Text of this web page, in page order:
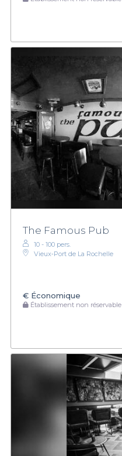
The Famous Pub
10 - 100 pers.
Vieux‑Port de La Rochelle
€ Économique
Établissement non réservable